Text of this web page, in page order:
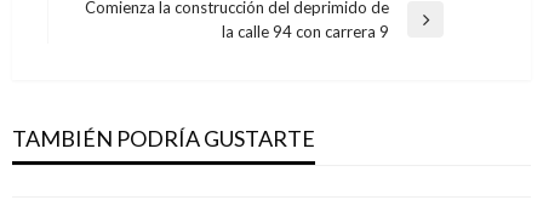
anteriorComienza la construcción del deprimido de
la calle 94 con carrera 9
TAMBIÉN PODRÍA GUSTARTE
NOTICIA EXTRAORDINARIA
consulta previa con población indígena
Ariel Cabrera jueves marzo 2, 2017